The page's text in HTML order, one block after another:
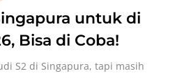
untuk di
Bisa di Coba!
S2 di Singapura, tapi masih